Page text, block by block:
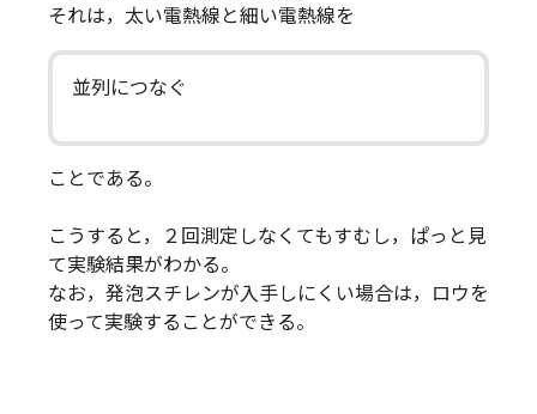
それは，太い電熱線と細い電熱線を
並列につなぐ
ことである。
こうすると，２回測定しなくてもすむし，ぱっと見
て実験結果がわかる。
なお，発泡スチレンが入手しにくい場合は，ロウを
使って実験することができる。